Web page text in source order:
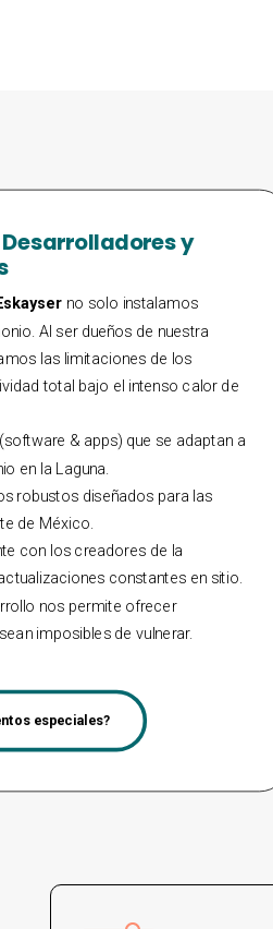
y
no solo instalamos
Al ser dueños de nuestra
las limitaciones de los
total bajo el intenso calor de
& apps) que se adaptan a
en la Laguna.
robustos diseñados para las
de México.
con los creadores de la
constantes en sitio.
nos permite ofrecer
imposibles de vulnerar.
especiales?